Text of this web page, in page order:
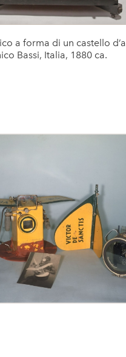
a forma di un castello
Bassi, Italia, 1880 ca.